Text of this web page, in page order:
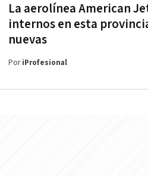
La aerolínea American
internos en esta
nuevas
PoriProfesional